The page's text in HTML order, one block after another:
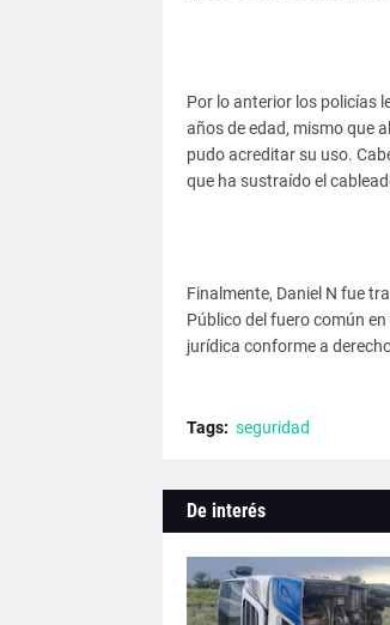
Por lo anterior los policías
años de edad, mismo que
pudo acreditar su uso.
que ha sustraído el
Finalmente, Daniel N fue
Público del fuero común
jurídica conforme a
Tags: seguridad
De interés